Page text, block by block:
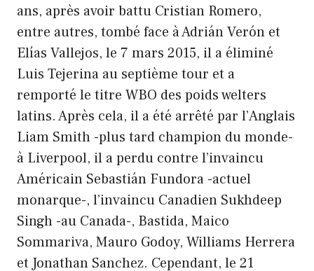
ans, après avoir battu Cristian Romero,
entre autres, tombé face à Adrián Verón et
Elías Vallejos, le 7 mars 2015, il a éliminé
Luis Tejerina au septième tour et a
remporté le titre WBO des poids welters
latins. Après cela, il a été arrêté par l’Anglais
Liam Smith -plus tard champion du monde-
à Liverpool, il a perdu contre l’invaincu
Américain Sebastián Fundora -actuel
monarque-, l’invaincu Canadien Sukhdeep
Singh -au Canada-, Bastida, Maico
Sommariva, Mauro Godoy, Williams Herrera
et Jonathan Sanchez. Cependant, le 21